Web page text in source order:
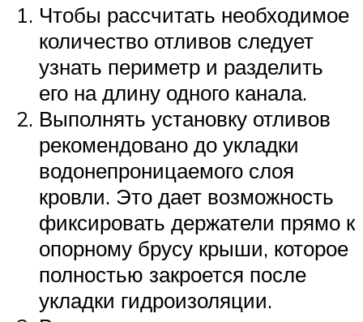
Чтобы рассчитать необходимое
количество отливов следует
узнать периметр и разделить
его на длину одного канала.
Выполнять установку отливов
рекомендовано до укладки
водонепроницаемого слоя
кровли. Это дает возможность
фиксировать держатели прямо к
опорному брусу крыши, которое
полностью закроется после
укладки гидроизоляции.